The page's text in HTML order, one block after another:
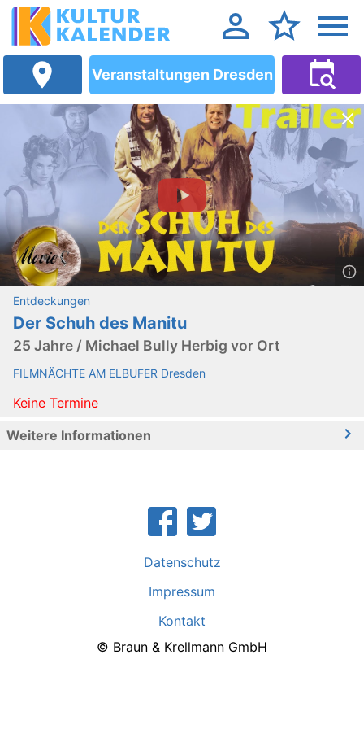
Veranstaltungen Dresden
Entdeckungen
Der Schuh des Manitu
25 Jahre / Michael Bully Herbig vor Ort
FILMNÄCHTE AM ELBUFER Dresden
Keine Termine
Weitere Informationen
Datenschutz
Impressum
Kontakt
© Braun & Krellmann GmbH